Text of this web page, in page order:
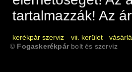
tartalmazzák! Az
kerékpár szerviz vii. kerület
© Fogaskerékpárbolt és szervíz